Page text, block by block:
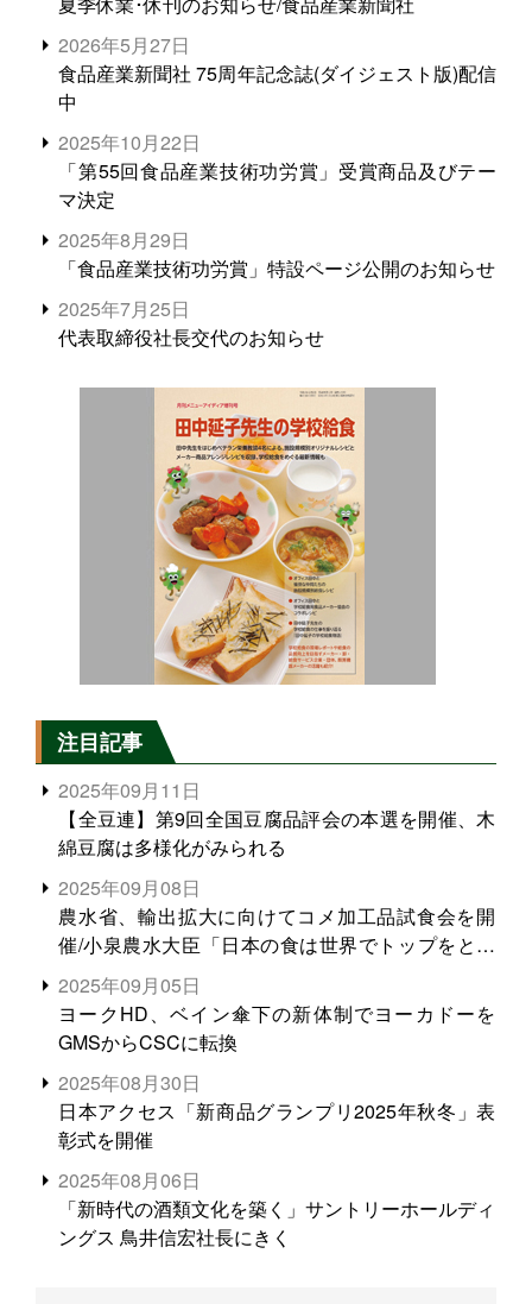
2026年5月27日
食品産業新聞社 75周年記念誌(ダイジェスト版)配信
中
2025年10月22日
「第55回食品産業技術功労賞」受賞商品及びテー
マ決定
2025年8月29日
「食品産業技術功労賞」特設ページ公開のお知らせ
2025年7月25日
代表取締役社長交代のお知らせ
注目記事
2025年09月11日
【全豆連】第9回全国豆腐品評会の本選を開催、木
綿豆腐は多様化がみられる
2025年09月08日
農水省、輸出拡大に向けてコメ加工品試食会を開
催/小泉農水大臣「日本の食は世界でトップをとれ
る。米増産に向けて、米輸出需要の拡大を」
2025年09月05日
ヨークHD、ベイン傘下の新体制でヨーカドーを
GMSからCSCに転換
2025年08月30日
日本アクセス「新商品グランプリ2025年秋冬」表
彰式を開催
2025年08月06日
「新時代の酒類文化を築く」サントリーホールディ
ングス 鳥井信宏社長にきく